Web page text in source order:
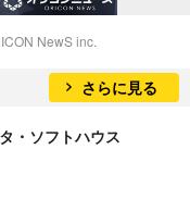
NewS inc.
さらに見る
・ソフトハウス